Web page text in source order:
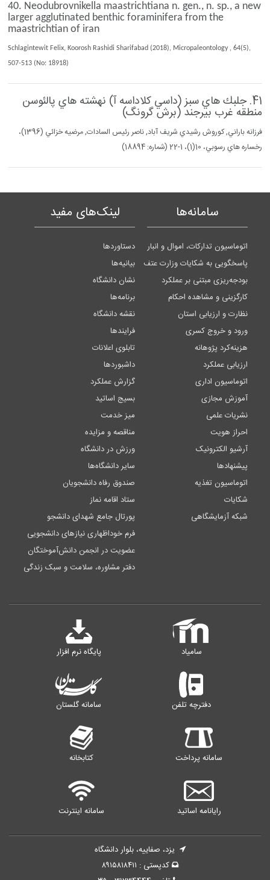
40. Neodubrovnikella maastrichtiana n. gen., n. sp., a new
larger agglutinated benthic foraminifera from the
maastrichtian of iran
Schlagintewit Felix, Koorosh Rashidi Sharifabad (2018), Micropaleontology , 64(5),
507-513 (No: 18918)
41. جلبك هاي سبز (داسي كلاداسه آ) نهشته هاي پالئوسن
منطقه غرب بيرجند (برش گرونگ)
فرزانه باراني, كوروش رشيدي شريف آباد, ناصر رئيس السادات, مرضيه خزائي (1396)،
رخساره هاي رسوبي، 10(1)، 1-22 (شماره: 18894)
سامانه‌ها
اتوماسیون تدارکات، اموال و انبار
پاسخگویی به شکایات وزارت عتف
بودجه‌ریزی مبتنی بر عملکرد
کارگزینی و مشاهده احکام
نظارت و ارزیابی استان
ورود و خروج کسری
هزینه‌کرد پژوهانه
ارزیابی عملکرد
اتوماسیون اداری
آموزش مجازی
نشریات علمی
احراز هویت
آرشیو الکترونیک
پیشنهادها
اتوماسیون تغذیه
شکایات
شبکه آزمایشگاهی
لینک‌های مفید
دستاوردها
بیانیه‌ها
نشان دانشگاه
برنامه‌ها
نقشه دانشگاه
فرایندها
تابلوی اعلانات
داشبوردها
گزارش عملکرد
بسیج اساتید
میز خدمت
مناقصه و مزایده
ورزش در دانشگاه
سایر دانشگاه‌ها
صندوق رفاه دانشجویان
ستاد اقامه نماز
پورتال جامع شهدای دانشجو
فرم خوداظهاری نیازهای دانشجویی
عضویت در انجمن دانش‌آموختگان
دفتر مشاوره، سلامت و سبک زندگی
سامیاد پایگاه نرم افزار
دفترچه تلفن سامانه گلستان
سامانه پرداخت کتابخانه
رایانامه اساتید سامانه اینترنت
یزد، صفاییه، بلوار دانشگاه
کدپستی : ۸۹۱۵۸۱۸۴۱۱